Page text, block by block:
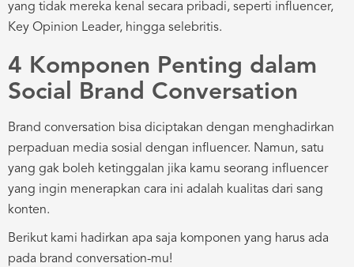
yang tidak mereka kenal secara pribadi, seperti influencer,
Key Opinion Leader, hingga selebritis.
4 Komponen Penting dalam
Social Brand Conversation
Brand conversation bisa diciptakan dengan menghadirkan
perpaduan media sosial dengan influencer. Namun, satu
yang gak boleh ketinggalan jika kamu seorang influencer
yang ingin menerapkan cara ini adalah kualitas dari sang
konten.
Berikut kami hadirkan apa saja komponen yang harus ada
pada brand conversation-mu!